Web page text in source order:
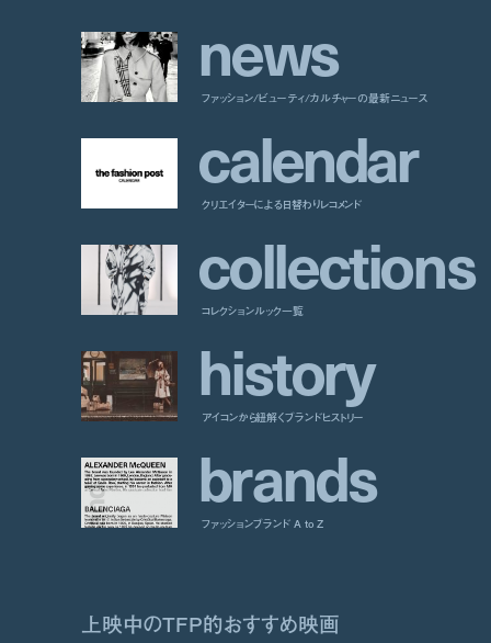
news
ファッション/ビューティ/カルチャーの最新ニュース
calendar
クリエイターによる日替わりレコメンド
collections
コレクションルック一覧
history
アイコンから紐解くブランドヒストリー
brands
ファッションブランド A to Z
上映中のTFP的おすすめ映画